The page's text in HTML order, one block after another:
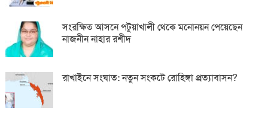
সংরক্ষিত আসনে পটুয়াখালী থেকে মনোনয়ন পেয়েছেন
নাজনীন নাহার রশীদ
রাখাইনে সংঘাত: নতুন সংকটে রোহিঙ্গা প্রত্যাবাসন?